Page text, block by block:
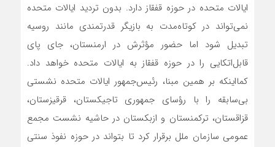
ایالات متحده در حوزه قفقاز دارد. بدون تردید ایالات متحده
نمی‌تواند در کوتاه‌مدت به بازیگر قدرتمندی مانند روسیه
تبدیل شود اما حضور مؤثرش در ارمنستان، جای پای
قابل‌اتکایی را در حوزه قفقاز به ایالات متحده خواهد داد.
کمااینکه بر همین مبنا، رئیس‌جمهور ایالات متحده نشستی
بی‌سابقه را با رؤسای جمهوری تاجیکستان، قرقیزستان،
قزاقستان، ترکمنستان و ازبکستان در حاشیه نشست مجمع
عمومی سازمان ملل برقرار کرد تا بتواند در حوزه نفوذ سنتی